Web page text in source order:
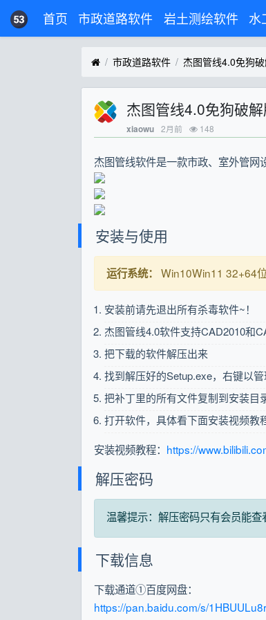
首页 市政道路软件 岩土测绘软件 水
市政道路软件 杰图管线4.0免狗
杰图管线4.0免狗破
xiaowu 2月前 148
杰图管线软件是一款市政、室外管网
安装与使用
运行系统： Win10Win11 32+64位
安装前请先退出所有杀毒软件~！
杰图管线4.0软件支持CAD2010和
把下载的软件解压出来
找到解压好的Setup.exe，右键以管
把补丁里的所有文件复制到安装目
打开软件，具体看下面安装视频教
安装视频教程： https://
解压密码
温馨提示：解压密码只有会员能查
下载信息
下载通道①百度网盘：
https://pan.baidu.com/s/